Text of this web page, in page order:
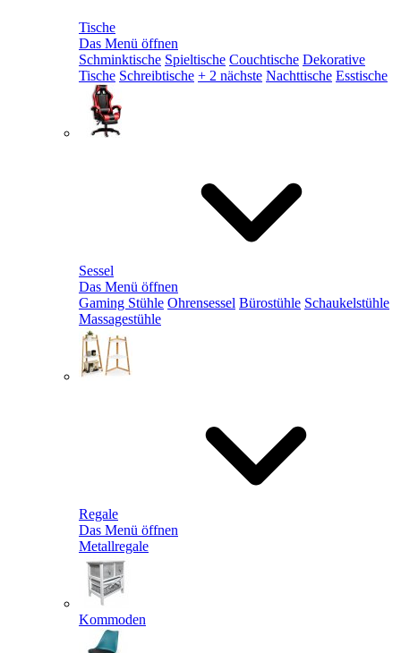
Tische
Das Menü öffnen
Schminktische Spieltische Couchtische Dekorative
Tische Schreibtische + 2 nächste Nachttische Esstische
Sessel
Das Menü öffnen
Gaming Stühle Ohrensessel Bürostühle Schaukelstühle
Massagestühle
Regale
Das Menü öffnen
Metallregale
Kommoden